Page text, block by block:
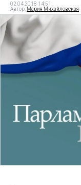
02.04.2018 14:51
Автор: Мария Михайловская